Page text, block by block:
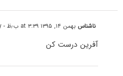
ناشناس بهمن ۱۴, ۱۳۹۵ at ۳:۳۹ ب٫ظ - Reply
آفرین درست کن